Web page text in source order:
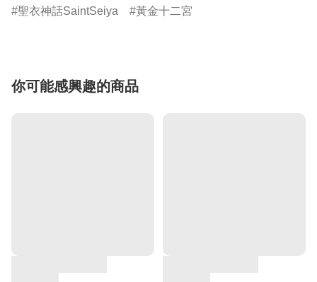
聖衣神話SaintSeiya 黃金十二宮
你可能感興趣的商品